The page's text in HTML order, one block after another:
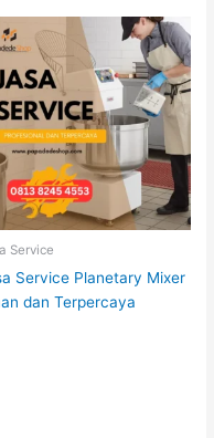
Service
Service Planetary Mixer
dan Terpercaya